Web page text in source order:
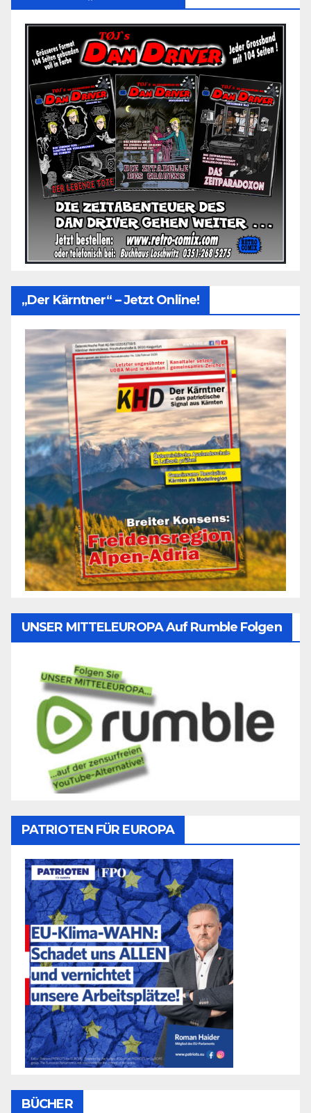
„Der Kärntner“ – Jetzt Online!
UNSER MITTELEUROPA Auf Rumble Folgen
PATRIOTEN FÜR EUROPA
BÜCHER